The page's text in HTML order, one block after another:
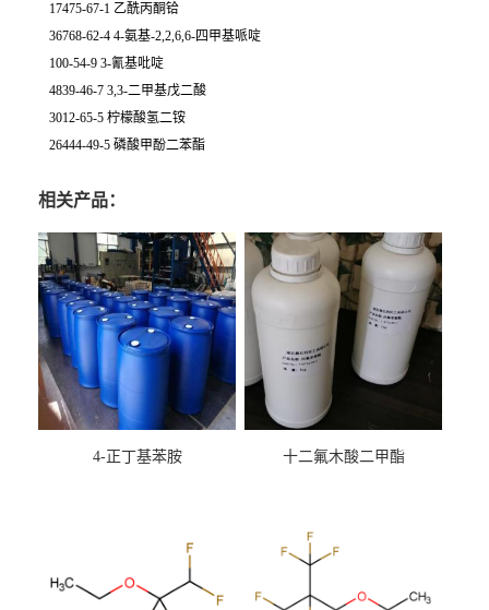
17475-67-1 乙酰丙酮铪
36768-62-4 4-氨基-2,2,6,6-四甲基哌啶
100-54-9 3-氰基吡啶
4839-46-7 3,3-二甲基戊二酸
3012-65-5 柠檬酸氢二铵
26444-49-5 磷酸甲酚二苯酯
相关产品：
4-正丁基苯胺 十二氟木酸二甲酯